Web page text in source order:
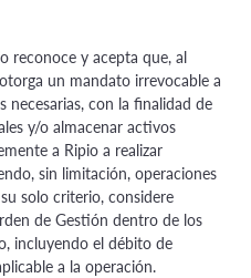
reconoce y acepta que, al
un mandato irrevocable a
necesarias, con la finalidad de
y/o almacenar activos
a Ripio a realizar
sin limitación, operaciones
solo criterio, considere
de Gestión dentro de los
incluyendo el débito de
a la operación.